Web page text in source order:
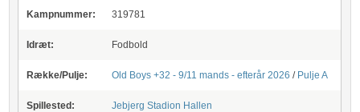
Kampnummer: 319781
Idræt: Fodbold
Række/Pulje: Old Boys +32 - 9/11 mands - efterår 2026 / Pulje A
Spillested: Jebjerg Stadion Hallen